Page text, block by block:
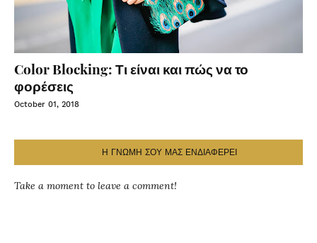
Color Blocking: Τι είναι και πώς να το
φορέσεις
October 01, 2018
Η ΓΝΩΜΗ ΣΟΥ ΜΑΣ ΕΝΔΙΑΦΕΡΕΙ
Take a moment to leave a comment!